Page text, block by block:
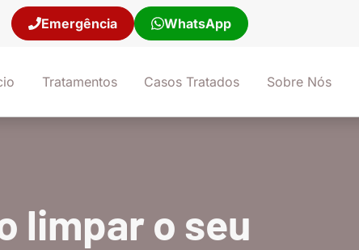
Emergência WhatsApp
Tratamentos Casos Tratados Sobre Nós
limpar o seu